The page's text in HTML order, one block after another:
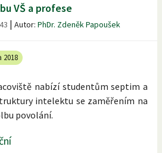
VŠ a profese
| Autor: PhDr. Zdeněk Papoušek
2018
nabízí studentům septim a
intelektu se zaměřením na
povolání.